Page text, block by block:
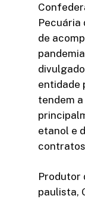
Pecuária
de
entidade
tendem
etanol e
Produtor
paulista,